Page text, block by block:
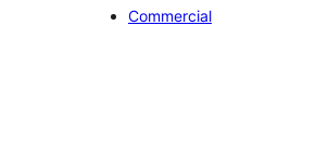
Commercial